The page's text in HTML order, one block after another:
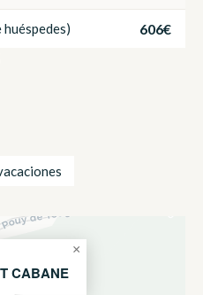
606€
CABANE
×